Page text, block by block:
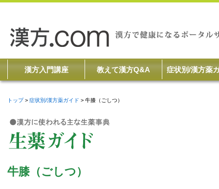
漢方入門講座 教えて漢方Q&A 症状別/漢方薬
トップ 症状別/漢方薬ガイド 牛膝（ごしつ）
牛膝（ごしつ）